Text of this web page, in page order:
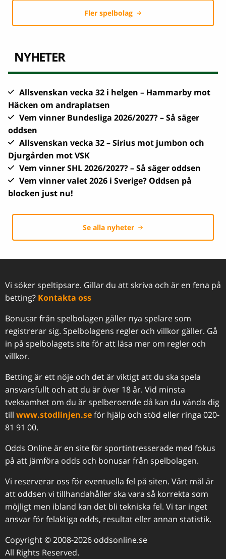
Fler spelbolag
NYHETER
Allsvenskan vecka 32 i helgen – Hammarby mot
Häcken om andraplatsen
Vem vinner Bundesliga 2026/2027? – Så säger
oddsen
Allsvenskan vecka 32 – Sirius mot jumbon och
Djurgården mot VSK
Vem vinner SHL 2026/2027? – Så säger oddsen
Vem vinner valet 2026 i Sverige? Oddsen på
blocken just nu!
Se alla nyheter
Vi söker speltipsare. Gillar du att skriva och är en fena på
betting? Kontakta oss
Bonusar från spelbolagen gäller nya spelare som
registrerar sig. Spelbolagens regler och villkor gäller. Gå
in på spelbolagets site för att läsa mer om regler och
villkor.
Betting är ett nöje och det är viktigt att du ska spela
ansvarsfullt och att du är över 18 år. Vid minsta
tveksamhet om du är spelberoende då kan du vända dig
till www.stodlinjen.seför hjälp och stöd eller ringa 020-
81 91 00.
Odds Online är en site för sportintresserade med fokus
på att jämföra odds och bonusar från spelbolagen.
Vi reserverar oss för eventuella fel på siten. Vårt mål är
att oddsen vi tillhandahåller ska vara så korrekta som
möjligt men ibland kan det bli tekniska fel. Vi tar inget
ansvar för felaktiga odds, resultat eller annan statistik.
Copyright © 2008-2026 oddsonline.se
All Rights Reserved.